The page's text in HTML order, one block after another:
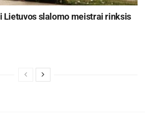
Lietuvos slalomo meistrai rinksis